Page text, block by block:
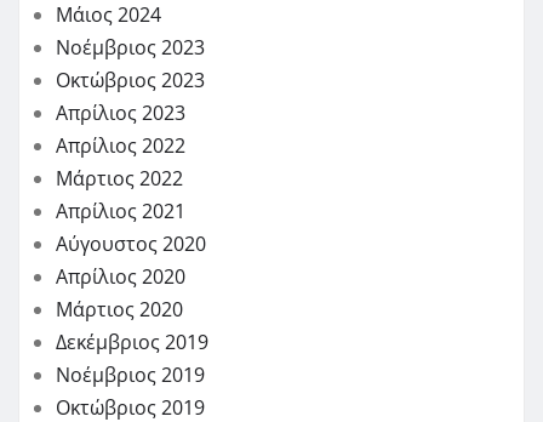
Μάιος 2024
Νοέμβριος 2023
Οκτώβριος 2023
Απρίλιος 2023
Απρίλιος 2022
Μάρτιος 2022
Απρίλιος 2021
Αύγουστος 2020
Απρίλιος 2020
Μάρτιος 2020
Δεκέμβριος 2019
Νοέμβριος 2019
Οκτώβριος 2019